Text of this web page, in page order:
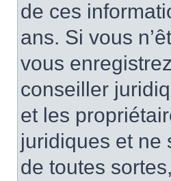
de ces
ans. Si vous
vous
conseiller
et les
juridiques et ne
de toutes